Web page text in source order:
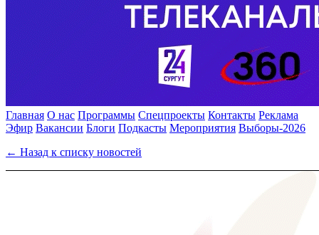
Главная О нас Программы Спецпроекты Контакты Реклама
Эфир Вакансии Блоги Подкасты Мероприятия Выборы-2026
← Назад к списку новостей